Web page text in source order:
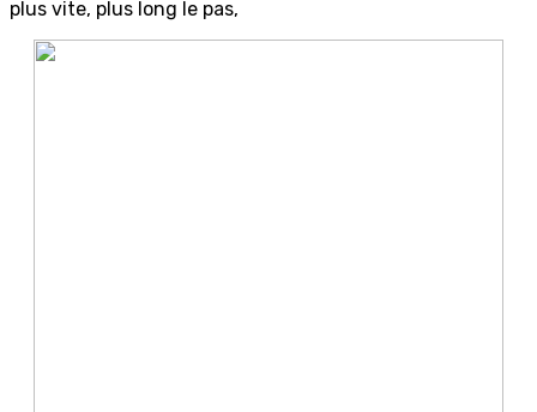
plus vite, plus long le pas,